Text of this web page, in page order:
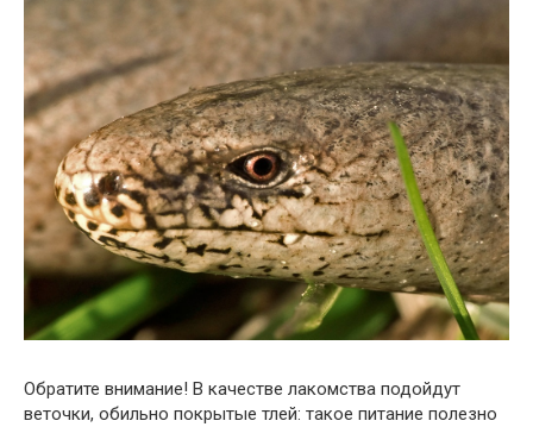
Обратите внимание! В качестве лакомства подойдут
веточки, обильно покрытые тлей: такое питание полезно